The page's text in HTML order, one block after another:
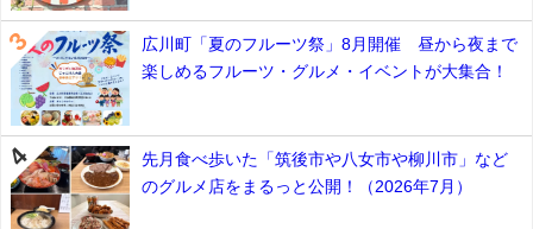
広川町「夏のフルーツ祭」8月開催 昼から夜まで
楽しめるフルーツ・グルメ・イベントが大集合！
先月食べ歩いた「筑後市や八女市や柳川市」など
のグルメ店をまるっと公開！（2026年7月）